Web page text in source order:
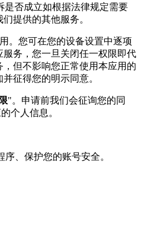
是否成立如根据法律规定需要
提供的其他服务。
。您可在您的设备设置中逐项
务，您一旦关闭任一权限即代
但不影响您正常使用本应用的
征得您的明示同意。
"。申请前我们会征询您的同
个人信息。
、保护您的账号安全。